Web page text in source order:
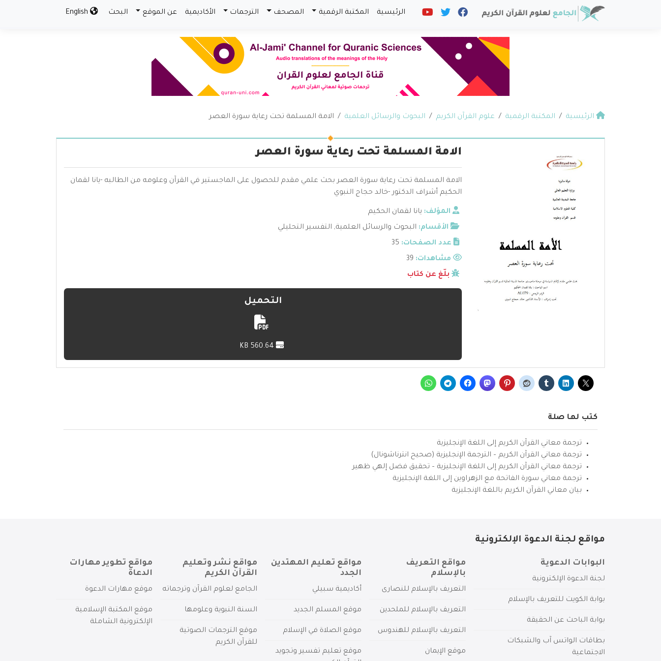
الرئيسية المكتبة الرقمية المصحف الترجمات الأكاديمية عن الموقع البحث
الرئيسية المكتبة الرقمية علوم القرآن الكريم البحوث والرسائل العلمية الامة المسلمة تحت رعاية سورة العصر
الامة المسلمة تحت رعاية سورة العصر
الامة المسلمة تحت رعاية سورة العصر بحث علمي مقدم للحصول على الماجستير في القرآن وعلومه من الطالبه -يانا لقمان
الحكيم أشراف الدكتور -خالد حجاج النبوي
المؤلف: يانا لقمان الحكيم
الأقسام: البحوث والرسائل العلمية, التفسير التحليلي
عدد الصفحات: 35
مشاهدات:
بلّغ عن كتاب
التحميل
كتب لها صلة
ترجمة معاني القرآن الكريم إلى اللغة الإنجليزية
ترجمة معاني القرآن الكريم – الترجمة الإنجليزية (صحيح انترناشونال)
ترجمة معاني القرآن الكريم إلى اللغة الإنجليزية – تحقيق فضل إلهي ظهير
ترجمة معاني سورة الفاتحة مع الزهراوين إلى اللغة الإنجليزية
بيان معاني القرآن الكريم باللغة الإنجليزية
مواقع لجنة الدعوة الإلكترونية
البوابات الدعوية
لجنة الدعوة الإلكترونية
بوابة الكويت للتعريف بالإسلام
بوابة الباحث عن الحقيقة
بطاقات الواتس آب والشبكات
الاجتماعية
مواقع التعريف
بالإسلام
التعريف بالإسلام للنصارى
التعريف بالإسلام للملحدين
التعريف بالإسلام للهندوس
موقع الإيمان
مواقع تعليم المهتدين
الجدد
أكاديمية سبيلي
موقع المسلم الجديد
موقع الصلاة في الإسلام
موقع تعليم تفسير وتجويد
مواقع نشر وتعليم
القرآن الكريم
الجامع لعلوم القرآن وترجماته
السنة النبوية وعلومها
موقع الترجمات الصوتية
للقرآن الكريم
مواقع تطوير مهارات
الدعاة
موقع مهارات الدعوة
موقع المكتبة الإسلامية
الإلكترونية الشاملة